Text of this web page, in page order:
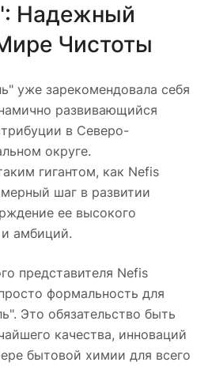
Надежный
Чистоты
уже зарекомендовала себя
развивающийся
в Северо-
округе.
гигантом, как Nefis
шаг в развитии
ее высокого
амбиций.
представителя Nefis
формальность для
Это обязательство быть
качества, инноваций
бытовой химии для всего